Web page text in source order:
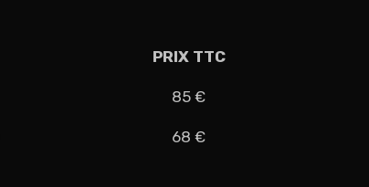
PRIX TTC
85 €
68 €